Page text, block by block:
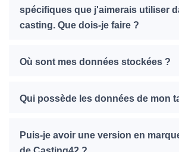
spécifiques que j'aimerais utiliser
casting. Que dois-je faire ?
Où sont mes données stockées ?
Qui possède les données de mon
Puis-je avoir une version en